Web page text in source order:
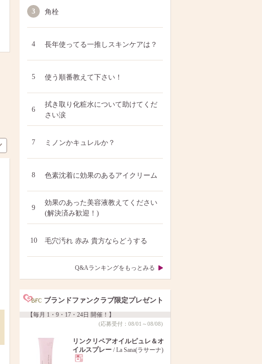
3 角栓
4 長年使ってる一推しスキンケアは？
5 使う順番教えて下さい！
6
拭き取り化粧水について助けてくだ
さい涙
7 ミノンかキュレルか？
8 色素沈着に効果のあるアイクリーム
9
効果のあった美容液教えてください
(解決済み歓迎！)
10 毛穴汚れ 赤み 貴方ならどうする
Q&Aランキングをもっとみる
ブランドファンクラブ限定プレゼント
【毎月 1・9・17・24日 開催！】
(応募受付：08/01～08/08)
リンクリペアオイルピュレ＆オ
イルスプレー / La Sana(ラサーナ)